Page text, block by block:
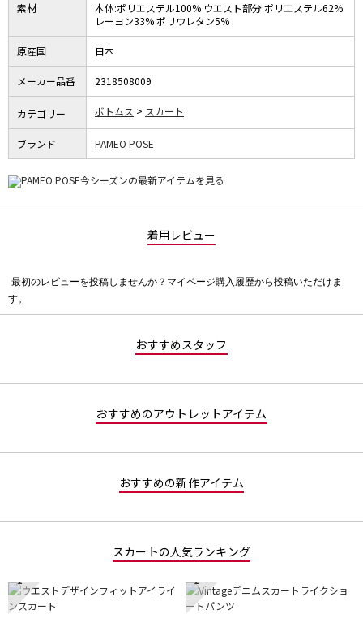
素材
本体:ポリエステル100% ウエスト部分:ポリエステル62%
レーヨン33% ポリウレタン5%
原産国 日本
メーカー品番 2318508009
カテゴリー ボトムス スカート
ブランド PAMEO POSE
着用レビュー
価
最初のレビューを投稿しませんか？マイページ購入履歴から投稿いただけま
す。
おすすめスタッフ
おすすめのアウトレットアイテム
おすすめの新作アイテム
スカートの人気ランキング
1 2